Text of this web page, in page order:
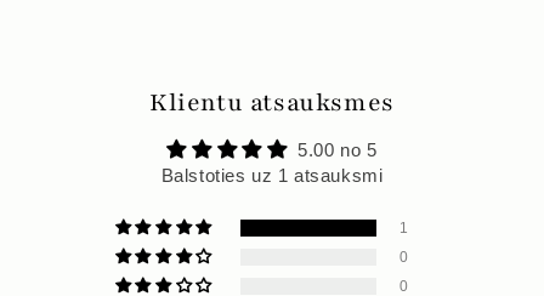
Klientu atsauksmes
5.00 no 5
Balstoties uz 1 atsauksmi
1
0
0